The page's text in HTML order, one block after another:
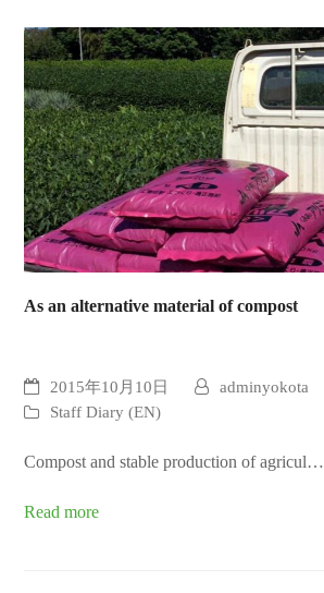
As an alternative material of compost
2015年10月10日
adminyokota
Staff Diary (EN)
Compost and stable production of agricul…
Read more